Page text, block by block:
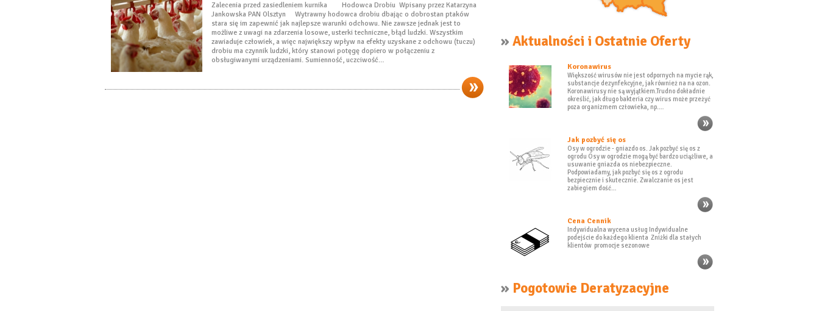
Zalecenia przed zasiedleniem kurnika Hodowca Drobiu Wpisany przez Katarzyna
Jankowska PAN Olsztyn Wytrawny hodowca drobiu dbając o dobrostan ptaków
stara się im zapewnić jak najlepsze warunki odchowu. Nie zawsze jednak jest to
możliwe z uwagi na zdarzenia losowe, usterki techniczne, błąd ludzki. Wszystkim
zawiaduje człowiek, a więc największy wpływ na efekty uzyskane z odchowu (tuczu)
drobiu ma czynnik ludzki, który stanowi potęgę dopiero w połączeniu z
obsługiwanymi urządzeniami. Sumienność, uczciwość…
» Aktualności i Ostatnie Oferty
Koronawirus
Większość wirusów nie jest odpornych na mycie rąk,
substancje dezynfekcyjne, jak również na na ozon.
Koronawirusy nie są wyjątkiem.Trudno dokładnie
określić, jak długo bakteria czy wirus może przeżyć
poza organizmem człowieka, np.…
Jak pozbyć się os
Osy w ogrodzie - gniazdo os. Jak pozbyć się os z
ogrodu Osy w ogrodzie mogą być bardzo uciążliwe, a
usuwanie gniazda os niebezpieczne.
Podpowiadamy, jak pozbyć się os z ogrodu
bezpiecznie i skutecznie. Zwalczanie os jest
zabiegiem dość…
Cena Cennik
Indywidualna wycena usług Indywidualne
podejście do każdego klienta Zniżki dla stałych
klientów promocje sezonowe
» Pogotowie Deratyzacyjne